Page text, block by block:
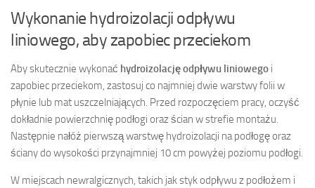
Wykonanie hydroizolacji odpływu
liniowego, aby zapobiec przeciekom
Aby skutecznie wykonać hydroizolację odpływu liniowego i
zapobiec przeciekom, zastosuj co najmniej dwie warstwy folii w
płynie lub mat uszczelniających. Przed rozpoczęciem pracy, oczyść
dokładnie powierzchnię podłogi oraz ścian w strefie montażu.
Następnie nałóż pierwszą warstwę hydroizolacji na podłogę oraz
ściany do wysokości przynajmniej 10 cm powyżej poziomu podłogi.
W miejscach newralgicznych, takich jak styk odpływu z podłożem i